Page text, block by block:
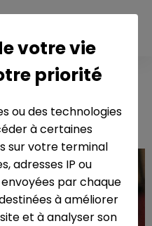
qui
votre vie
priorité
ou des technologies
à certaines
sur votre terminal
adresses IP ou
par chaque
à améliorer
et à analyser son